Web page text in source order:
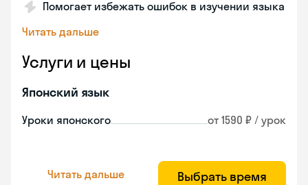
Помогает избежать ошибок в изучении языка
Читать дальше
Услуги и цены
Японский язык
Уроки японского от 1590 ₽ / урок
Читать дальше Выбрать время